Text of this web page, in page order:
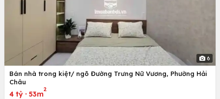
6
Bán nhà trong kiệt/ ngõ Đường Trưng Nữ Vương, Phường Hải
Châu
4 tỷ · 53m
2